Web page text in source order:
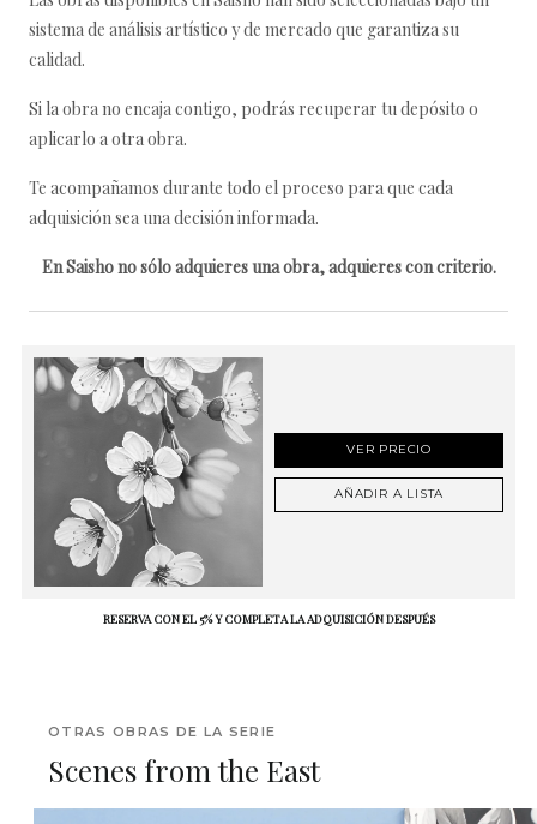
sistema de análisis artístico y de mercado que garantiza su
calidad.
Si la obra no encaja contigo, podrás recuperar tu depósito o
aplicarlo a otra obra.
Te acompañamos durante todo el proceso para que cada
adquisición sea una decisión informada.
En Saisho no sólo adquieres una obra, adquieres con criterio.
VER PRECIO
AÑADIR A LISTA
RESERVA CON EL 5% Y COMPLETA LA ADQUISICIÓN DESPUÉS
OTRAS OBRAS DE LA SERIE
Scenes from the East